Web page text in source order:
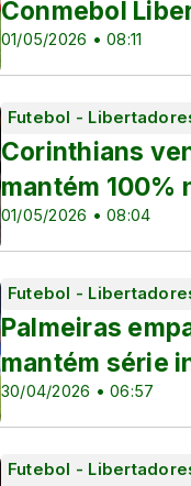
01/05/2026 • 08:11
Conmebol
Futebol -
01/05/2026 • 08:04
Corinthians
mantém 100%
Futebol -
30/04/2026 • 06:57
Palmeiras
mantém série
Futebol -